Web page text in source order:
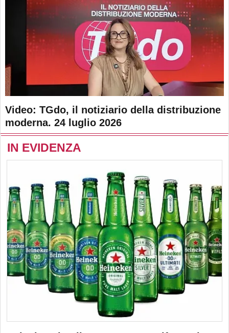
Video: TGdo, il notiziario della distribuzione
moderna. 24 luglio 2026
IN EVIDENZA